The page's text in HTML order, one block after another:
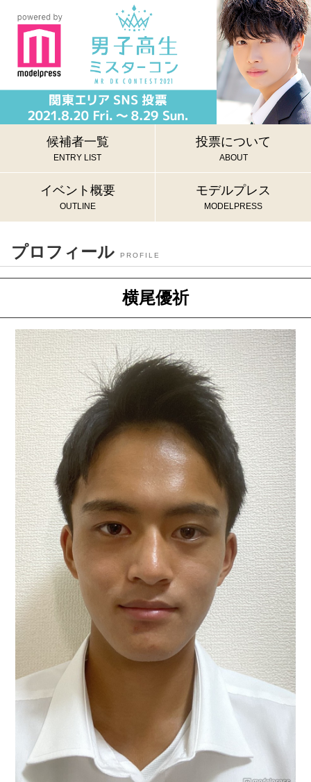
候補者一覧
ENTRY LIST
投票について
ABOUT
イベント概要
OUTLINE
モデルプレス
MODELPRESS
プロフィール PROFILE
横尾優祈